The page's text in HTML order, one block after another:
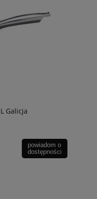
Galicja
powiadom o
dostępności